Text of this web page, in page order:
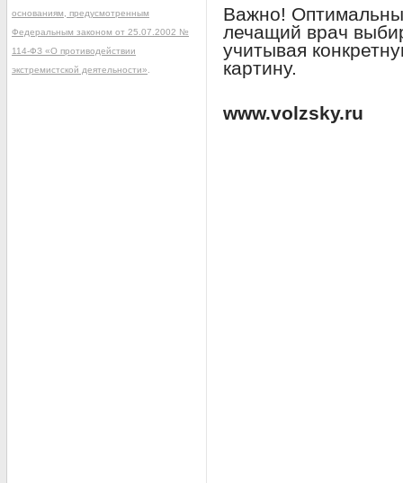
Важно!
лечащий врач
учитывая
картину.
www.volzsky.ru
основаниям, предусмотренным
Федеральным законом от 25.07.2002 №
114-ФЗ «О противодействии
экстремистской деятельности»